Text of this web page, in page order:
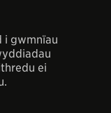
i gwmnïau
ei